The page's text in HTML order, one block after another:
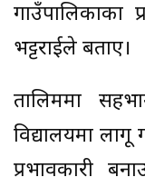
गाउँपालिकाका
भट्टराईले बताए।
तालिममा
विद्यालयमा
प्रभावकारी